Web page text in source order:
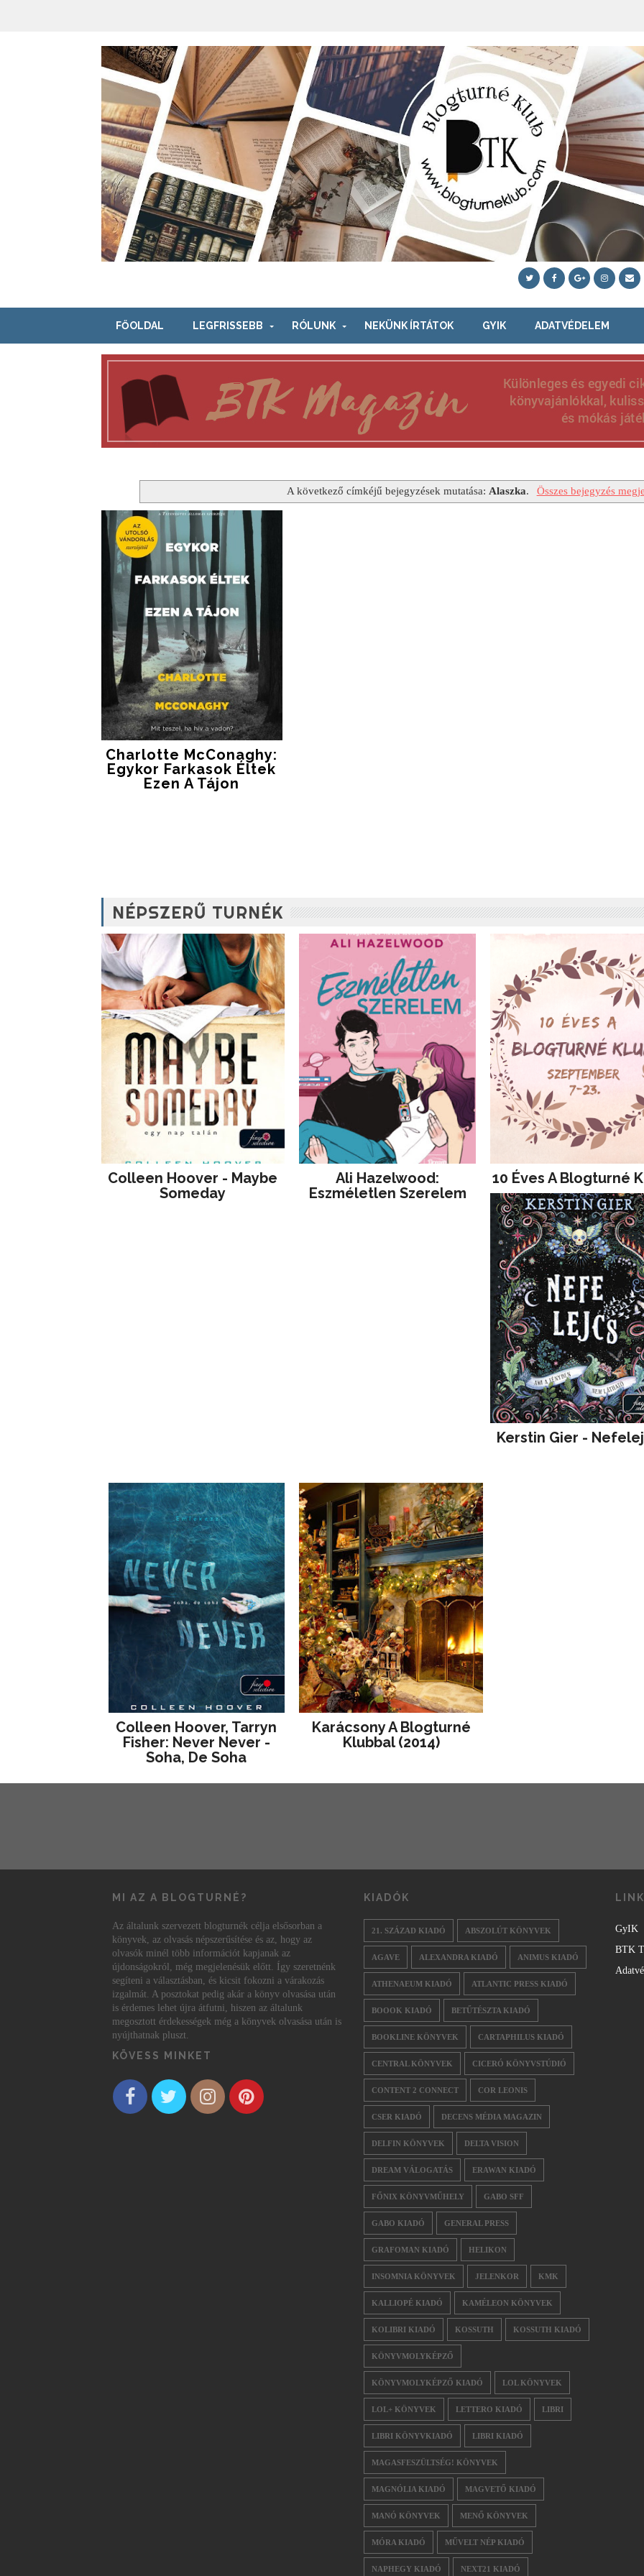
FŐOLDAL LEGFRISSEBB RÓLUNK NEKÜNK ÍRTÁTOK GYIK ADATVÉDELEM
A következő címkéjű bejegyzések mutatása: Alaszka. Összes bejegyzés
Charlotte McConaghy:
Egykor Farkasok Éltek
Ezen A Tájon
NÉPSZERŰ TURNÉK
Colleen Hoover - Maybe
Someday
Ali Hazelwood:
Eszméletlen Szerelem
10 Éves A Blogturné
Kerstin Gier -
Colleen Hoover, Tarryn
Fisher: Never Never -
Soha, De Soha
Karácsony A Blogturné
Klubbal (2014)
MI AZ A BLOGTURNÉ?
Az általunk szervezett blogturnék célja elsősorban a
könyvek, az olvasás népszerűsítése és az, hogy az
olvasók minél több információt kapjanak az
újdonságokról, még megjelenésük előtt. Így szeretnénk
segíteni a választásban, és kicsit fokozni a várakozás
izgalmát. A posztokat pedig akár a könyv olvasása után
is érdemes lehet újra átfutni, hiszen az általunk
megosztott érdekességek még a könyvek olvasása után is
nyújthatnak pluszt.
KÖVESS MINKET
KIADÓK
21. SZÁZAD KIADÓ ABSZOLÚT KÖNYVEK
AGAVE ALEXANDRA KIADÓ ANIMUS KIADÓ
ATHENAEUM KIADÓ ATLANTIC PRESS KIADÓ
BOOOK KIADÓ BETŰTÉSZTA KIADÓ
BOOKLINE KÖNYVEK CARTAPHILUS KIADÓ
CENTRAL KÖNYVEK CICERÓ KÖNYVSTÚDIÓ
CONTENT 2 CONNECT COR LEONIS
CSER KIADÓ DECENS MÉDIA MAGAZIN
DELFIN KÖNYVEK DELTA VISION
DREAM VÁLOGATÁS ERAWAN KIADÓ
FŐNIX KÖNYVMŰHELY GABO SFF
GABO KIADÓ GENERAL PRESS
GRAFOMAN KIADÓ HELIKON
INSOMNIA KÖNYVEK JELENKOR KMK
KALLIOPÉ KIADÓ KAMÉLEON KÖNYVEK
KOLIBRI KIADÓ KOSSUTH KOSSUTH KIADÓ
KÖNYVMOLYKÉPZŐ
KÖNYVMOLYKÉPZŐ KIADÓ LOL KÖNYVEK
LOL+ KÖNYVEK LETTERO KIADÓ LIBRI
LIBRI KÖNYVKIADÓ LIBRI KIADÓ
MAGASFESZÜLTSÉG! KÖNYVEK
MAGNÓLIA KIADÓ MAGVETŐ KIADÓ
MANÓ KÖNYVEK MENŐ KÖNYVEK
MÓRA KIADÓ MŰVELT NÉP KIADÓ
NAPHEGY KIADÓ NEXT21 KIADÓ
GyIK
BTK